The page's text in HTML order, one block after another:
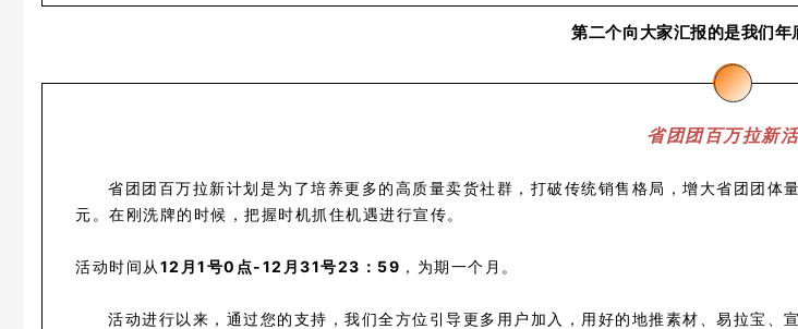
第二个向大家汇报的是我们年
省团团百万拉新
省团团百万拉新计划是为了培养更多的高质量卖货社群，打破传统销售格局，增大省团团
元。在刚洗牌的时候，把握时机抓住机遇进行宣传。
活动时间从 12月1号0点-12月31号23：59 ，为期一个月。
活动进行以来，通过您的支持，我们全方位引导更多用户加入，用好的地推素材、易拉宝、